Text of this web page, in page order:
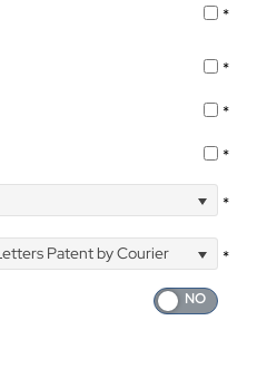
*
*
*
*
*
Patent by Courier
*